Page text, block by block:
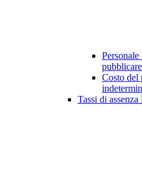
Costo del
Tassi di assenza